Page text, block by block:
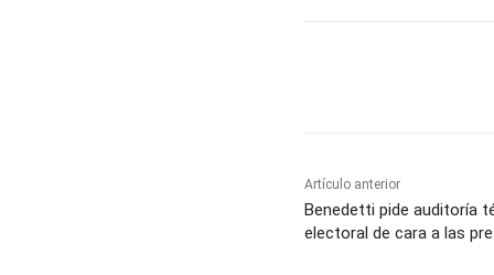
Artículo anterior
Benedetti pide auditoría
electoral de cara a las